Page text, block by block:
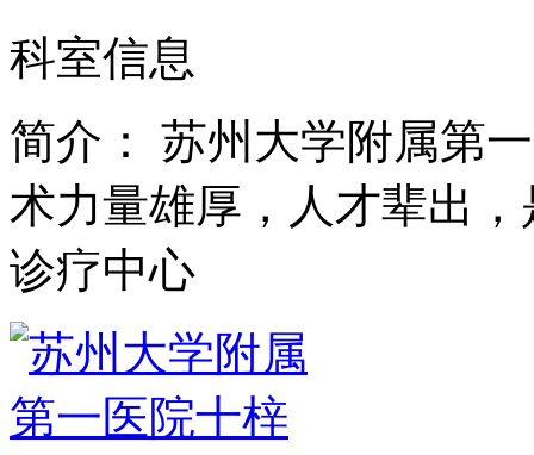
科室信息
简介：
苏州大学附属第
术力量雄厚，人才辈出
诊疗中心